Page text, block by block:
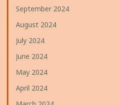
September 2024
August 2024
July 2024
June 2024
May 2024
April 2024